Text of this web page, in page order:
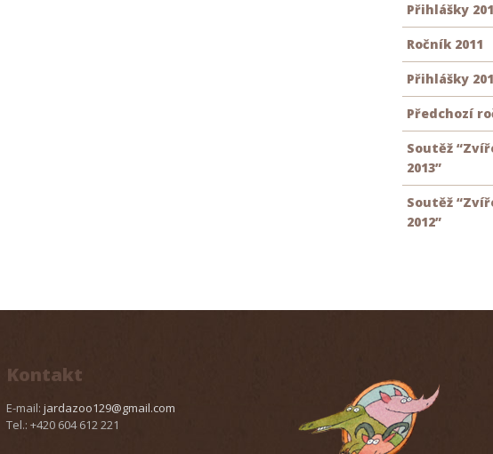
Přihlášky
Ročník 2011
Přihlášky
Předchozí
Soutěž
2013”
Soutěž
2012”
Kontakt
E-mail:jardazoo129@gmail.com
Tel.: +420 604 612 221